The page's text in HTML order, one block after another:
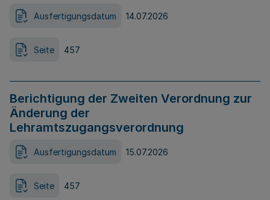
Ausfertigungsdatum 14.07.2026
Seite 457
Berichtigung der Zweiten Verordnung zur
Änderung der
Lehramtszugangsverordnung
Ausfertigungsdatum 15.07.2026
Seite 457